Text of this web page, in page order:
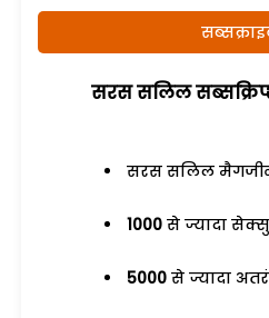
सरस सलिल
सरस सलिल
1000 से ज्यादा
5000 से ज्यादा